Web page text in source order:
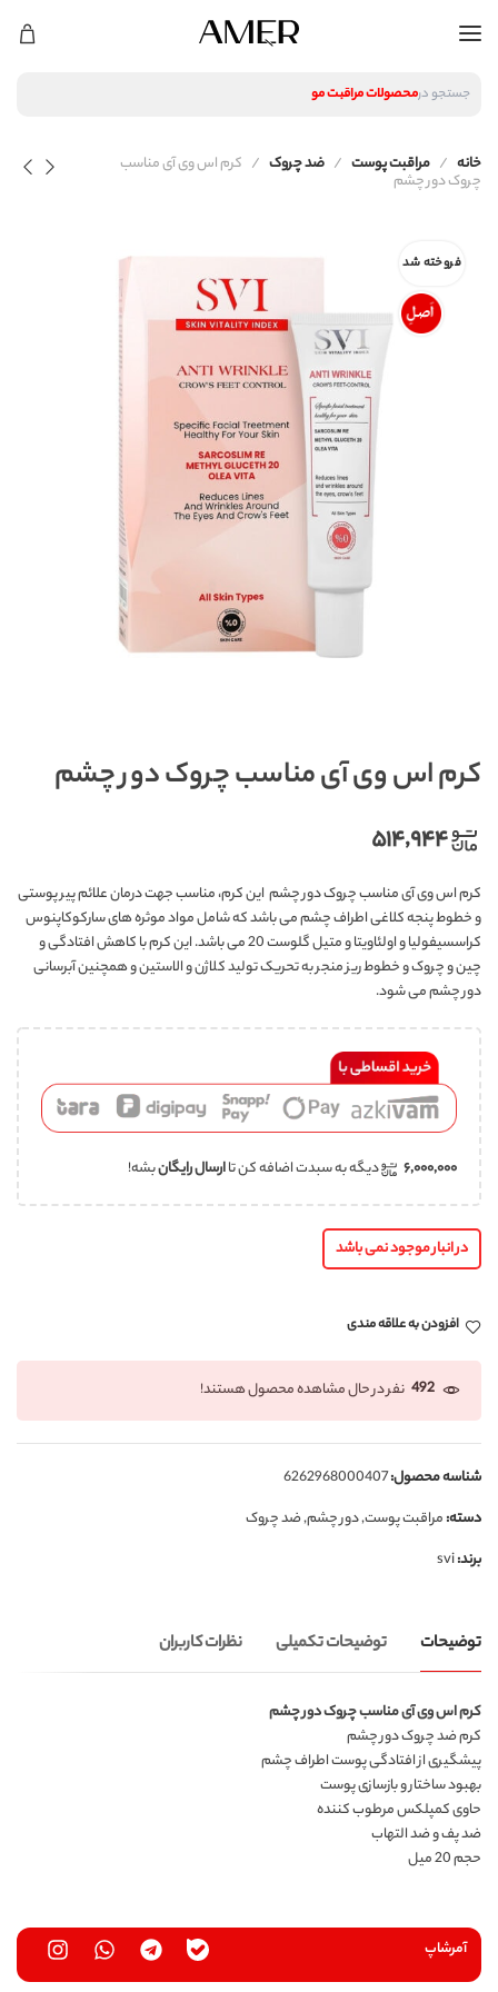
جستجو درمحصولات مراقبت مو
محصولات پوستی
محصولات مراقبت مو
خانه مراقبت پوست ضد چروک کرم اس وی آی مناسب
چروک دور چشم
فروخته شد
کرم اس وی آی مناسب چروک دور چشم
۵۱۴,۹۴۴
کرم اس وی آی مناسب چروک دور چشم این کرم، مناسب جهت درمان علائم پیر پوستی
و خطوط پنجه کلاغی اطراف چشم می باشد که شامل مواد موثره های سارکوکاپنوس
کراسسیفولیا و اولئاویتا و متیل گلوست 20 می باشد. این کرم با کاهش افتادگی و
چین و چروک و خطوط ریز منجر به تحریک تولید کلاژن و الاستین و همچنین آبرسانی
دور چشم می شود.
۶,۰۰۰,۰۰۰ دیگه به سبدت اضافه کن تاارسال رایگانبشه!
در انبار موجود نمی باشد
افزودن به علاقه مندی
492 نفر در حال مشاهده محصول هستند!
شناسه محصول:6262968000407
دسته:مراقبت پوست,دور چشم,ضد چروک
برند:svi
توضیحات توضیحات تکمیلی نظرات کاربران
کرم اس وی آی مناسب چروک دور چشم
کرم ضد چروک دور چشم
پیشگیری از افتادگی پوست اطراف چشم
بهبود ساختار و بازسازی پوست
حاوی کمپلکس مرطوب کننده
ضد پف و ضد التهاب
حجم 20 میل
آمرشاپ